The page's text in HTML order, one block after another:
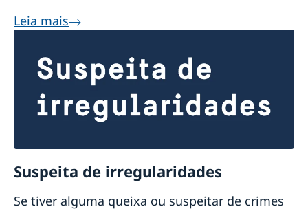
Leia mais
Suspeita de irregularidades
Se tiver alguma queixa ou suspeitar de crimes